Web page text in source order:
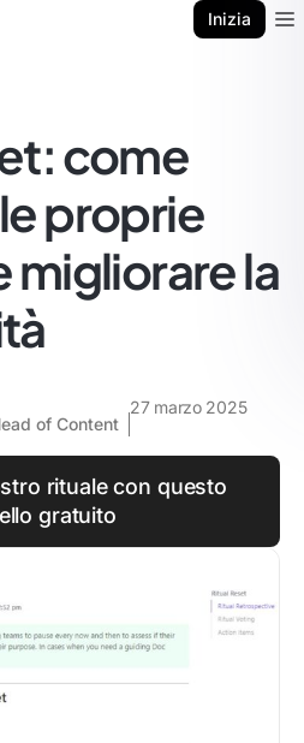
Inizia
come
proprie
migliorare la
of Content
27 marzo 2025
rituale con questo
gratuito